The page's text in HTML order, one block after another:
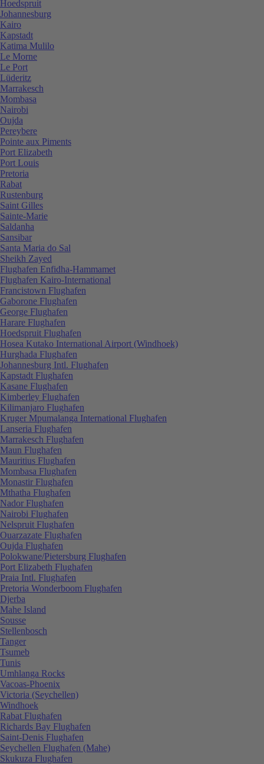
Hoedspruit
Johannesburg
Kairo
Kapstadt
Katima Mulilo
Le Morne
Le Port
Lüderitz
Marrakesch
Mombasa
Nairobi
Oujda
Pereybere
Pointe aux Piments
Port Elizabeth
Port Louis
Pretoria
Rabat
Rustenburg
Saint Gilles
Sainte-Marie
Saldanha
Sansibar
Santa Maria do Sal
Sheikh Zayed
Flughafen Enfidha-Hammamet
Flughafen Kairo-International
Francistown Flughafen
Gaborone Flughafen
George Flughafen
Harare Flughafen
Hoedspruit Flughafen
Hosea Kutako International Airport (Windhoek)
Hurghada Flughafen
Johannesburg Intl. Flughafen
Kapstadt Flughafen
Kasane Flughafen
Kimberley Flughafen
Kilimanjaro Flughafen
Kruger Mpumalanga International Flughafen
Lanseria Flughafen
Marrakesch Flughafen
Maun Flughafen
Mauritius Flughafen
Mombasa Flughafen
Monastir Flughafen
Mthatha Flughafen
Nador Flughafen
Nairobi Flughafen
Nelspruit Flughafen
Ouarzazate Flughafen
Oujda Flughafen
Polokwane/Pietersburg Flughafen
Port Elizabeth Flughafen
Praia Intl. Flughafen
Pretoria Wonderboom Flughafen
Djerba
Mahe Island
Sousse
Stellenbosch
Tanger
Tsumeb
Tunis
Umhlanga Rocks
Vacoas-Phoenix
Victoria (Seychellen)
Windhoek
Rabat Flughafen
Richards Bay Flughafen
Saint-Denis Flughafen
Seychellen Flughafen (Mahe)
Skukuza Flughafen